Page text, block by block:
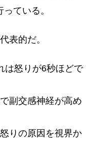
ている。
表的だ。
は怒りが6秒ほどで
副交感神経が高め
りの原因を視界か